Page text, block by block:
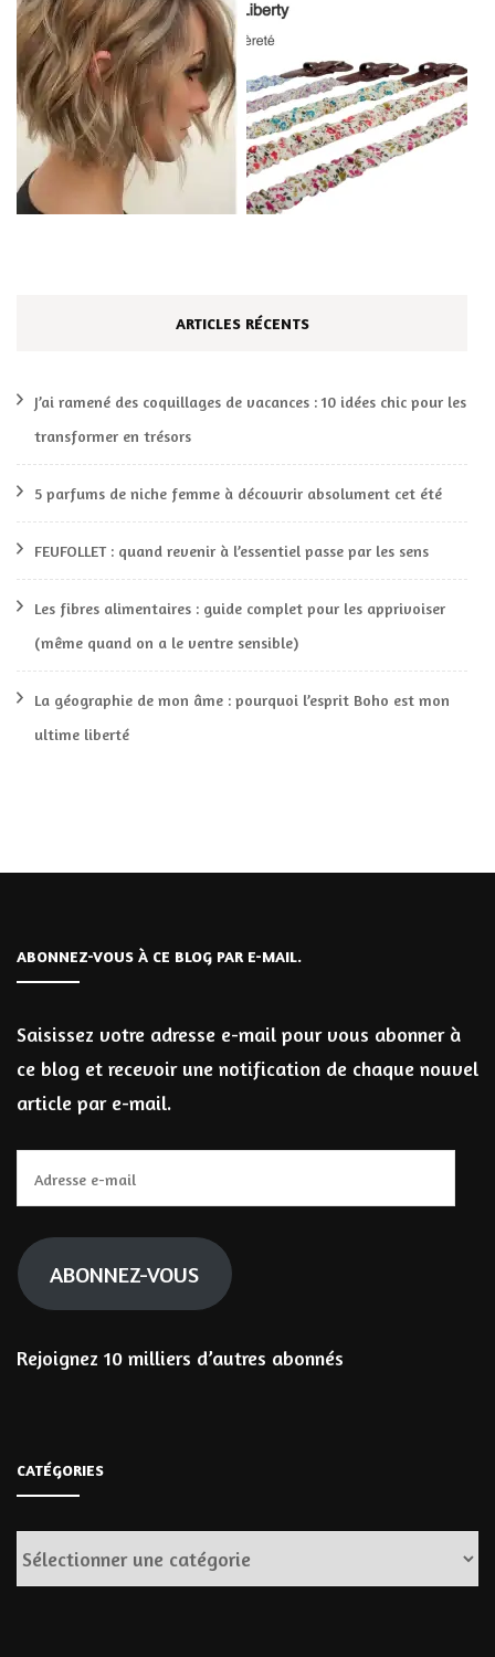
ARTICLES RÉCENTS
J’ai ramené des coquillages de vacances : 10 idées chic pour les
transformer en trésors
5 parfums de niche femme à découvrir absolument cet été
FEUFOLLET : quand revenir à l’essentiel passe par les sens
Les fibres alimentaires : guide complet pour les apprivoiser
(même quand on a le ventre sensible)
La géographie de mon âme : pourquoi l’esprit Boho est mon
ultime liberté
ABONNEZ-VOUS À CE BLOG PAR E-MAIL.
Saisissez votre adresse e-mail pour vous abonner à
ce blog et recevoir une notification de chaque nouvel
article par e-mail.
e-
mail
ABONNEZ-VOUS
Rejoignez 10 milliers d’autres abonnés
CATÉGORIES
Catégories